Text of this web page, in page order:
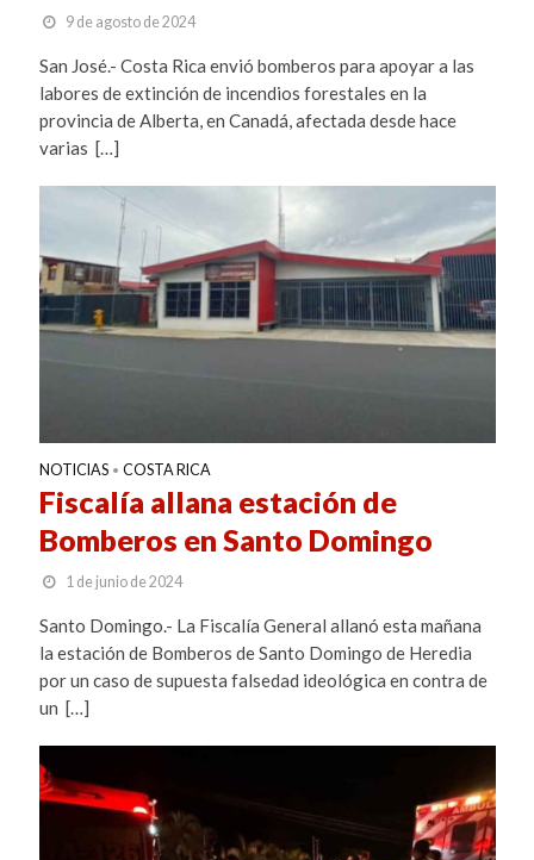
9 de agosto de 2024
San José.- Costa Rica envió bomberos para apoyar a las
labores de extinción de incendios forestales en la
provincia de Alberta, en Canadá, afectada desde hace
varias […]
NOTICIAS • COSTA RICA
Fiscalía allana estación de
Bomberos en Santo Domingo
1 de junio de 2024
Santo Domingo.- La Fiscalía General allanó esta mañana
la estación de Bomberos de Santo Domingo de Heredia
por un caso de supuesta falsedad ideológica en contra de
un […]